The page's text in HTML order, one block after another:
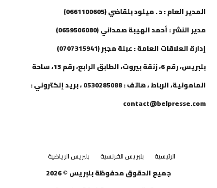
المدير العام : د . ميلود بلقاضي (0661100605)
مدير النشر : أحمد الهيبة صمداني (0659506080)
إدارة العلاقات العامة : عبلة مجبر (0707315941)
بلبريس، رقم 6، زنقة بيروت، الطابق الرابع، رقم 13، ساحة
المامونية، الرباط ، هاتف : 0530285088 ، بريد إلكتروني :
contact@belpresse.com
الرئيسية بلبريس الفرنسية بلبريس الرياضية
جميع الحقوق محفوظة بلبريس © 2026